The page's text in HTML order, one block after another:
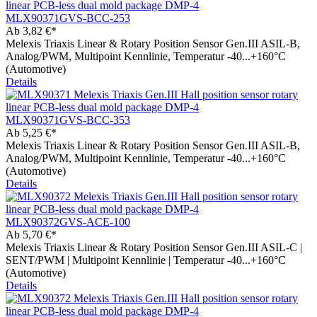
MLX90371GVS-BCC-253
Ab 3,82 €*
Melexis Triaxis Linear & Rotary Position Sensor Gen.III ASIL-B,
Analog/PWM, Multipoint Kennlinie, Temperatur -40...+160°C
(Automotive)
Details
MLX90371GVS-BCC-353
Ab 5,25 €*
Melexis Triaxis Linear & Rotary Position Sensor Gen.III ASIL-B,
Analog/PWM, Multipoint Kennlinie, Temperatur -40...+160°C
(Automotive)
Details
MLX90372GVS-ACE-100
Ab 5,70 €*
Melexis Triaxis Linear & Rotary Position Sensor Gen.III ASIL-C |
SENT/PWM | Multipoint Kennlinie | Temperatur -40...+160°C
(Automotive)
Details